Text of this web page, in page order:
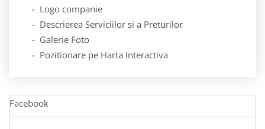
- Logo companie
- Descrierea Serviciilor si a Preturilor
- Galerie Foto
- Pozitionare pe Harta Interactiva
Facebook